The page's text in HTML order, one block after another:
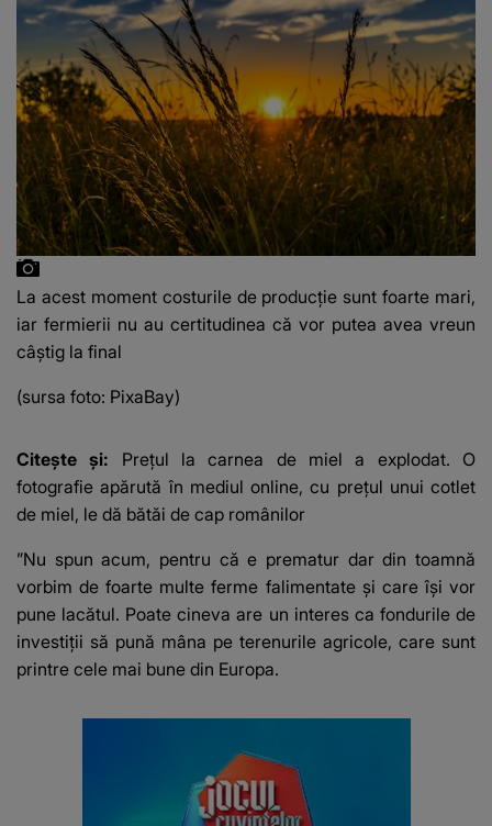
La acest moment costurile de producție sunt foarte mari,
iar fermierii nu au certitudinea că vor putea avea vreun
câștig la final
(sursa foto: PixaBay)
Citește și: Prețul la carnea de miel a explodat. O
fotografie apărută în mediul online, cu prețul unui cotlet
de miel, le dă bătăi de cap românilor
”Nu spun acum, pentru că e prematur dar din toamnă
vorbim de foarte multe ferme falimentate și care își vor
pune lacătul. Poate cineva are un interes ca fondurile de
investiții să pună mâna pe terenurile agricole, care sunt
printre cele mai bune din Europa.